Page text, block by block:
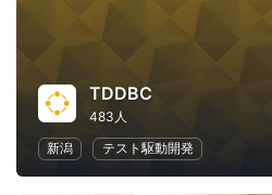
TDDBC
483人
新潟
テスト駆動開発